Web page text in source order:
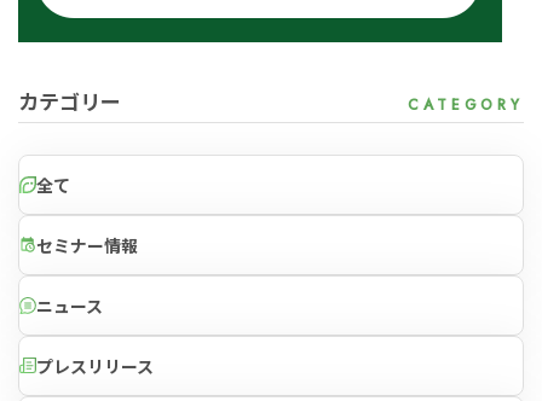
カテゴリー
全て
セミナー情報
ニュース
プレスリリース